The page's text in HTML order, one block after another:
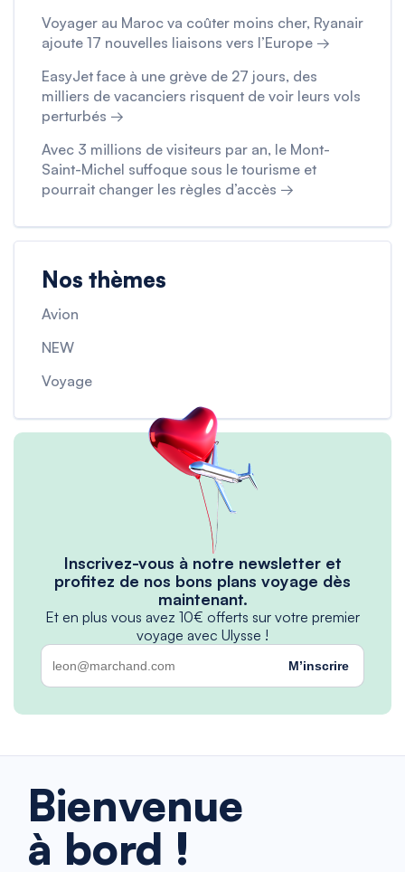
Voyager au Maroc va coûter moins cher, Ryanair
ajoute 17 nouvelles liaisons vers l’Europe →
EasyJet face à une grève de 27 jours, des
milliers de vacanciers risquent de voir leurs vols
perturbés →
Avec 3 millions de visiteurs par an, le Mont-
Saint-Michel suffoque sous le tourisme et
pourrait changer les règles d’accès →
Nos thèmes
Avion
NEW
Voyage
Inscrivez-vous à notre newsletter et
profitez de nos bons plans voyage dès
maintenant.
Et en plus vous avez 10€ offerts sur votre premier
voyage avec Ulysse !
M’inscrire
Bienvenue
à bord !